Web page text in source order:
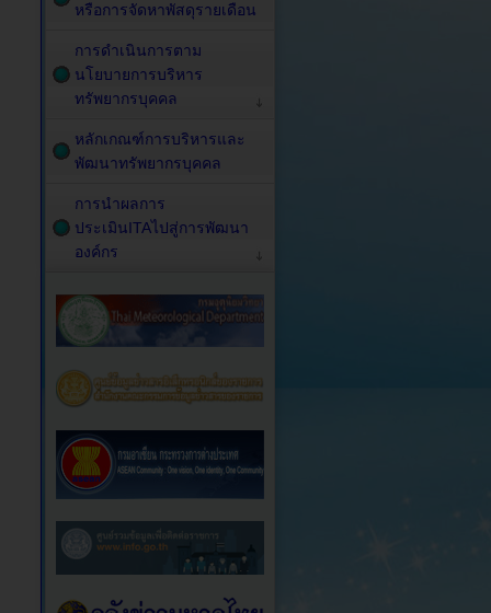
หรือการจัดหาพัสดุรายเดือน
การดำเนินการตาม
นโยบายการบริหาร
ทรัพยากรบุคคล
หลักเกณฑ์การบริหารและ
พัฒนาทรัพยากรบุคคล
การนำผลการ
ประเมินITAไปสู่การพัฒนา
องค์กร